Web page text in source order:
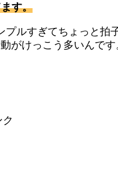
す。
プルすぎてちょっと拍
がけっこう多いんです